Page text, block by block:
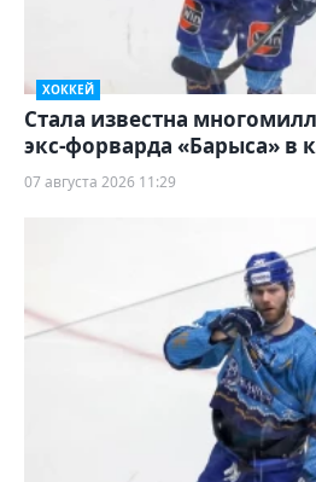
ХОККЕЙ
Стала известна
экс-форварда «Барыса» в
07 августа 2026 11:29